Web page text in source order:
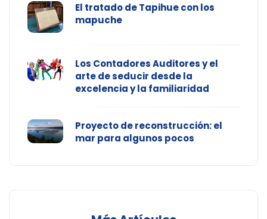
El tratado de Tapihue con los
mapuche
Los Contadores Auditores y el
arte de seducir desde la
excelencia y la familiaridad
Proyecto de reconstrucción: el
mar para algunos pocos